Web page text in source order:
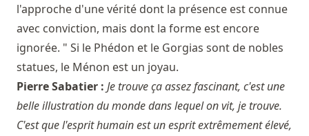
l'approche d'une vérité dont la présence est connue
avec conviction, mais dont la forme est encore
ignorée. " Si le Phédon et le Gorgias sont de nobles
statues, le Ménon est un joyau.
Pierre Sabatier : Je trouve ça assez fascinant, c'est une
belle illustration du monde dans lequel on vit, je trouve.
C'est que l'esprit humain est un esprit extrêmement élevé,